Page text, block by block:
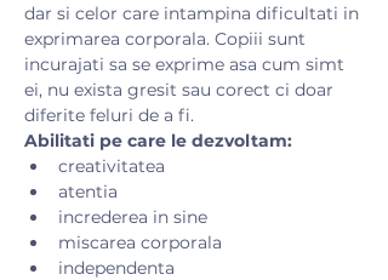
dar si celor care intampina dificultati in
exprimarea corporala. Copiii sunt
incurajati sa se exprime asa cum simt
ei, nu exista gresit sau corect ci doar
diferite feluri de a fi.
Abilitati pe care le dezvoltam:
creativitatea
atentia
increderea in sine
miscarea corporala
independenta